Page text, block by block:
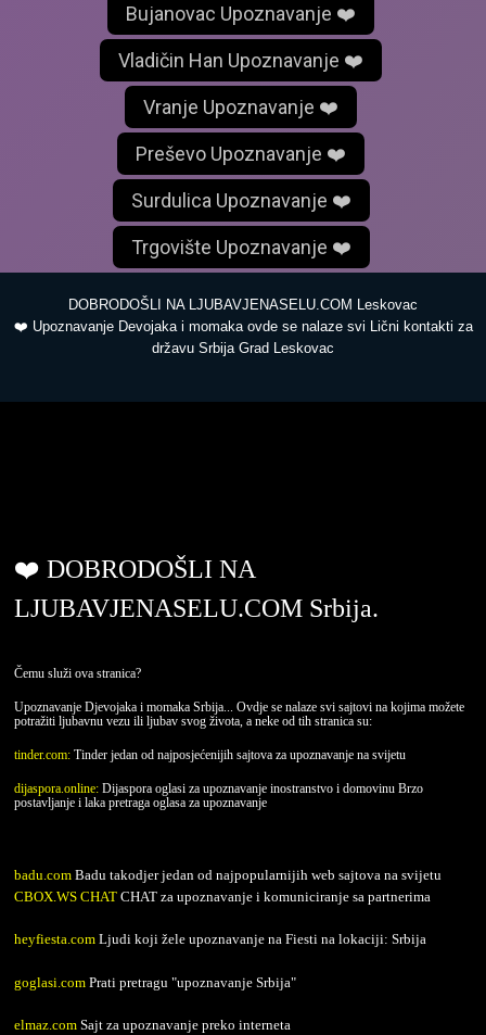
Bujanovac Upoznavanje ❤️
Vladičin Han Upoznavanje ❤️
Vranje Upoznavanje ❤️
Preševo Upoznavanje ❤️
Surdulica Upoznavanje ❤️
Trgovište Upoznavanje ❤️
DOBRODOŠLI NA LJUBAVJENASELU.COM Leskovac
❤️ Upoznavanje Devojaka i momaka ovde se nalaze svi Lični kontakti za
državu Srbija Grad Leskovac
❤️ DOBRODOŠLI NA
LJUBAVJENASELU.COM Srbija.
Čemu služi ova stranica?
Upoznavanje Djevojaka i momaka Srbija... Ovdje se nalaze svi sajtovi na kojima možete
potražiti ljubavnu vezu ili ljubav svog života, a neke od tih stranica su:
tinder.com: Tinder jedan od najposjećenijih sajtova za upoznavanje na svijetu
dijaspora.online: Dijaspora oglasi za upoznavanje inostranstvo i domovinu Brzo
postavljanje i laka pretraga oglasa za upoznavanje
badu.com Badu takodjer jedan od najpopularnijih web sajtova na svijetu
CBOX.WS CHAT CHAT za upoznavanje i komuniciranje sa partnerima
heyfiesta.com Ljudi koji žele upoznavanje na Fiesti na lokaciji: Srbija
goglasi.com Prati pretragu "upoznavanje Srbija"
elmaz.com Sajt za upoznavanje preko interneta